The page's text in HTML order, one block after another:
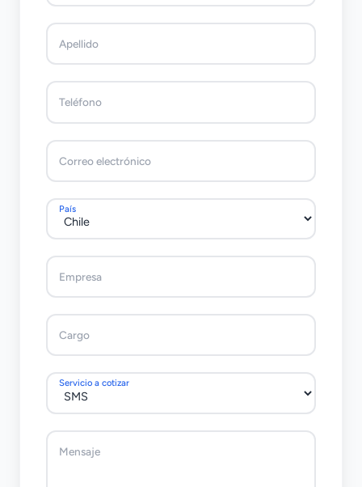
Apellido
Teléfono
Correo electrónico
País
Empresa
Cargo
Servicio a cotizar
Mensaje